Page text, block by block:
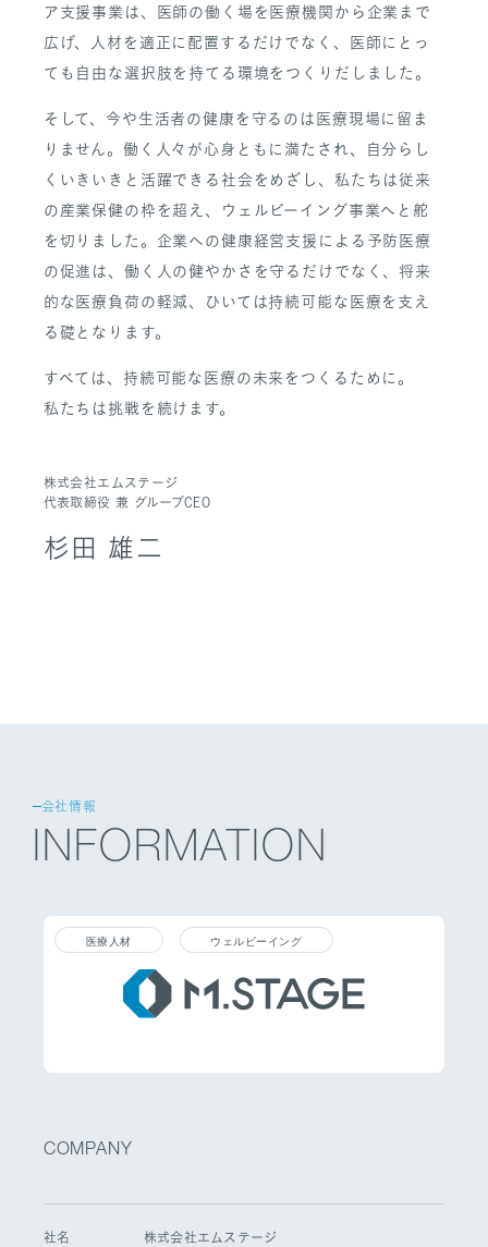
ア支援事業は、医師の働く場を医療機関から企業まで
広げ、人材を適正に配置するだけでなく、医師にとっ
ても自由な選択肢を持てる環境をつくりだしました。
そして、今や生活者の健康を守るのは医療現場に留ま
りません。働く人々が心身ともに満たされ、自分らし
くいきいきと活躍できる社会をめざし、私たちは従来
の産業保健の枠を超え、ウェルビーイング事業へと舵
を切りました。企業への健康経営支援による予防医療
の促進は、働く人の健やかさを守るだけでなく、将来
的な医療負荷の軽減、ひいては持続可能な医療を支え
る礎となります。
すべては、持続可能な医療の未来をつくるために。
私たちは挑戦を続けます。
株式会社エムステージ
代表取締役 兼 グループCEO
杉田 雄二
会社情報
INFORMATION
医療人材 ウェルビーイング
COMPANY
社名 株式会社エムステージ